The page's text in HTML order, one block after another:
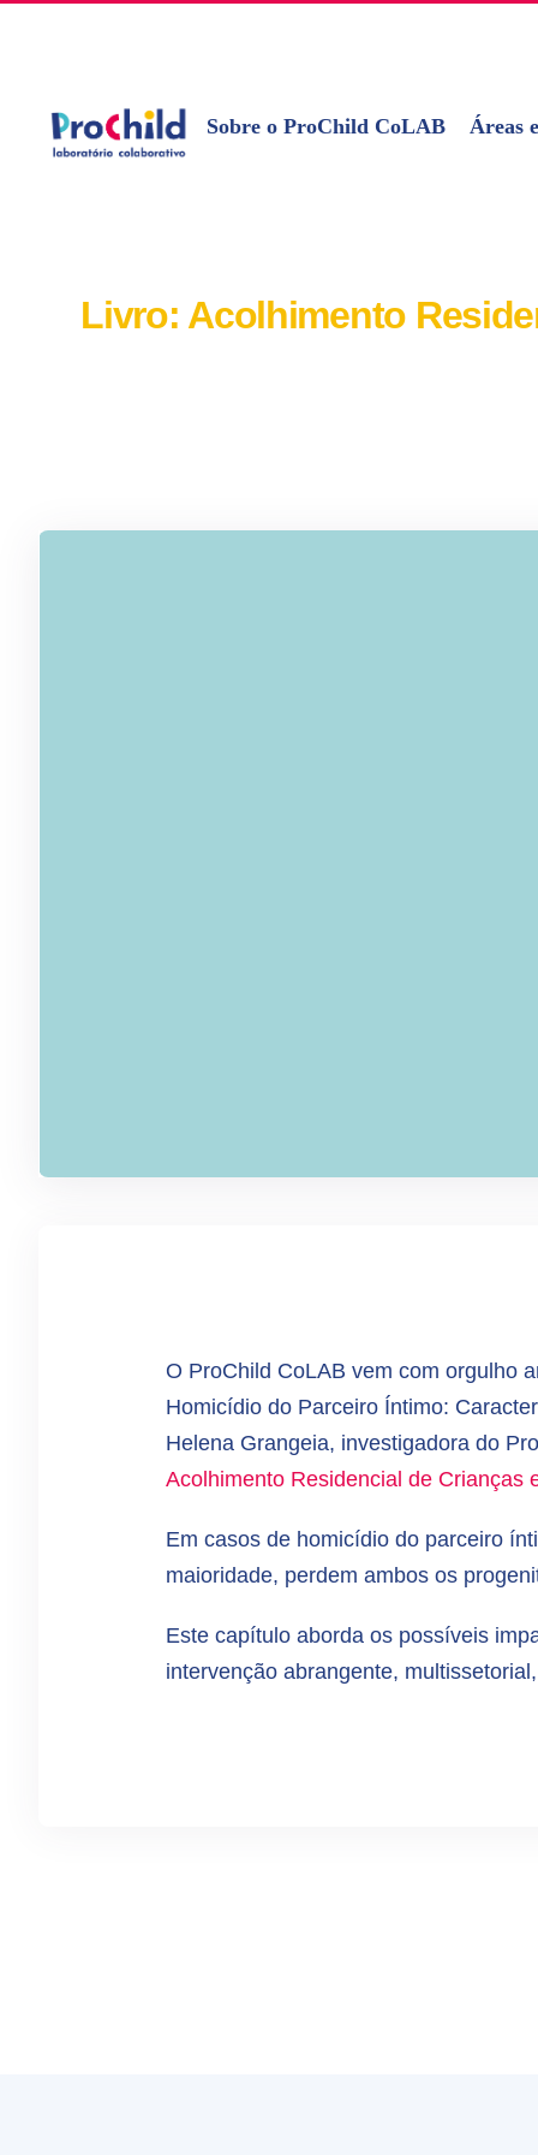
Sobre o ProChild CoLAB Áreas
Livro: Acolhimento
O ProChild CoLAB vem com orgulho
Homicídio do Parceiro Íntimo:
Helena Grangeia, investigadora do
Acolhimento Residencial de Crianças
Em casos de homicídio do parceiro
maioridade, perdem ambos os
Este capítulo aborda os possíveis
intervenção abrangente,